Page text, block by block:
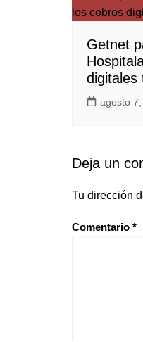
Getnet
digitales
agosto
Deja un
Tu dirección
Comentario *